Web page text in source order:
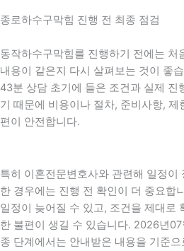
종로하수구막힘 진행 전 최종 점검
동작하수구막힘를 진행하기 전에는 처
내용이 같은지 다시 살펴보는 것이 좋
43분 상담 초기에 들은 조건과 실제 진
기 때문에 비용이나 절차, 준비사항,
편이 안전합니다.
특히 이혼전문변호사와 관련해 일정이
한 경우에는 진행 전 확인이 더 중요합
일정이 늦어질 수 있고, 조건을 제대로
한 불편이 생길 수 있습니다. 2026년
종 단계에서는 안내받은 내용을 기준